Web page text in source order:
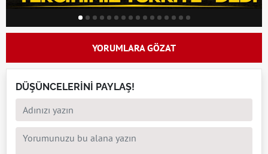
YORUMLARA GÖZAT
DÜŞÜNCELERİNİ PAYLAŞ!